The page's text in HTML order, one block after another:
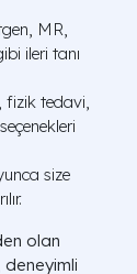
MR,
ileri tanı
fizik tedavi,
size
olan
deneyimli